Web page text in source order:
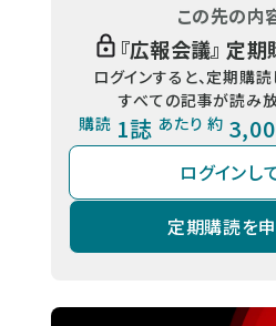
この先の内
『広報会議』 定
ログインすると、定期購
すべての記事が読み放
購読 1誌 あたり 約
ログインし
定期購読を